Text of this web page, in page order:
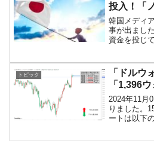
投入！「
韓国メディ
事が出まし
資金を投じ
照・引用元
`NO재팬`
핑」↑本件
済』の紙面
トピック
「ドルウ
「1,396
2024年11月
りました。
ートは以下
ートは『
ランプ大統